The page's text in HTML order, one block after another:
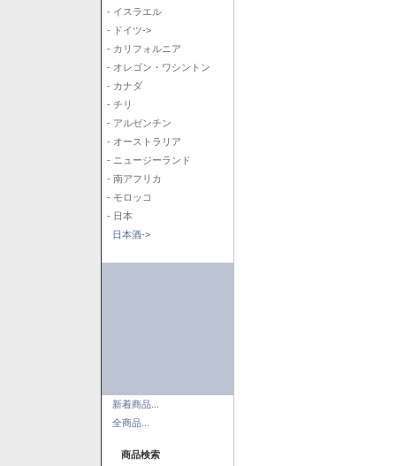
- イスラエル
- ドイツ->
- カリフォルニア
- オレゴン・ワシントン
- カナダ
- チリ
- アルゼンチン
- オーストラリア
- ニュージーランド
- 南アフリカ
- モロッコ
- 日本
日本酒->
新着商品...
全商品...
商品検索